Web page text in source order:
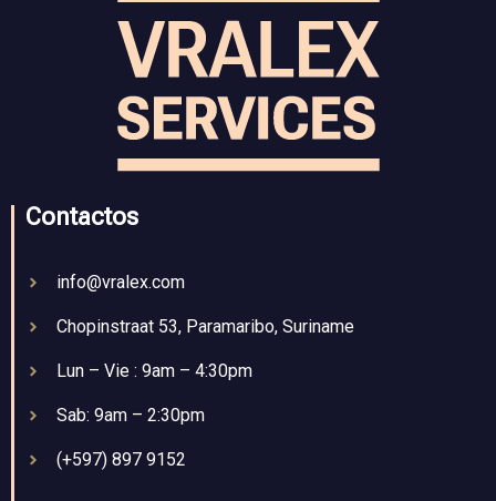
Contactos
info@vralex.com
Chopinstraat 53, Paramaribo, Suriname
Lun – Vie : 9am – 4:30pm
Sab: 9am – 2:30pm
(+597) 897 9152